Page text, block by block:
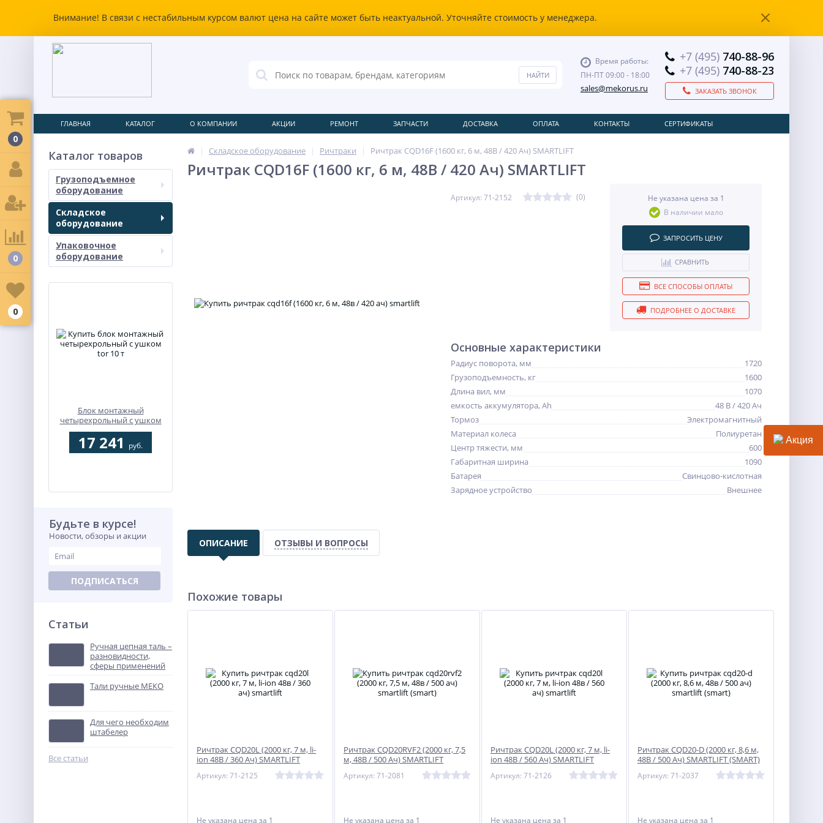
Внимание! В связи с нестабильным курсом валют цена на сайте может быть неактуальной. Уточняйте стоимость у менеджера.
Время работы:
ПН-ПТ 09:00 - 18:00
sales@mekorus.ru
+7 (495) 740-88-96
+7 (495) 740-88-23
ЗАКАЗАТЬ ЗВОНОК
ГЛАВНАЯ КАТАЛОГ О КОМПАНИИ АКЦИИ РЕМОНТ ЗАПЧАСТИ ДОСТАВКА ОПЛАТА КОНТАКТЫ СЕРТИФИКАТЫ
Каталог товаров
Грузоподъемное
оборудование
Складское
оборудование
Упаковочное
оборудование
Блок монтажный
четырехрольный с ушком
TOR 10 т
17 241 руб.
Будьте в курсе!
Новости, обзоры и акции
ПОДПИСАТЬСЯ
Статьи
Ручная цепная таль –
разновидности,
сферы применений
Тали ручные МЕКО
Для чего необходим
штабелер
Все статьи
Складское оборудование Ричтраки Ричтрак CQD16F (1600 кг, 6 м, 48В / 420 Ач) SMARTLIFT
Ричтрак CQD16F (1600 кг, 6 м, 48В / 420 Ач) SMARTLIFT
Артикул: 71-2152 (0)
Не указана цена за 1
В наличии мало
ЗАПРОСИТЬ ЦЕНУ
СРАВНИТЬ
ВСЕ СПОСОБЫ ОПЛАТЫ
ПОДРОБНЕЕ О ДОСТАВКЕ
Основные характеристики
Радиус поворота, мм
1720
Грузоподъемность, кг
1600
Длина вил, мм
1070
емкость аккумулятора, Ah
48 В / 420 Ач
Тормоз
Электромагнитный
Материал колеса
Полиуретан
Центр тяжести, мм
600
Габаритная ширина
1090
Батарея
Свинцово-кислотная
Зарядное устройство
Внешнее
ОПИСАНИЕ ОТЗЫВЫ И ВОПРОСЫ
Похожие товары
Ричтрак CQD20L (2000 кг, 7 м, li-
ion 48В / 360 Ач) SMARTLIFT
Артикул: 71-2125
Не указана цена за 1
Ричтрак CQD20RVF2 (2000 кг, 7,5
м, 48В / 500 Ач) SMARTLIFT
Артикул: 71-2081
Не указана цена за 1
Ричтрак CQD20L (2000 кг, 7 м, li-
ion 48В / 560 Ач) SMARTLIFT
Артикул: 71-2126
Не указана цена за 1
Ричтрак CQD20-D (2000 кг, 8,6 м,
48В / 500 Ач) SMARTLIFT (SMART)
Артикул: 71-2037
Не указана цена за 1
0
0
0
Акция